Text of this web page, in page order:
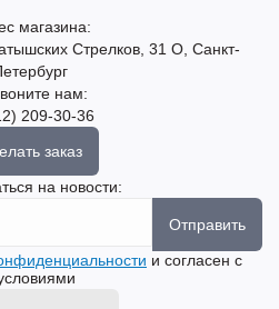
магазина:
Стрелков, 31 О, Санкт-
нам:
209-30-36
заказ
на новости:
Отправить
и согласен с